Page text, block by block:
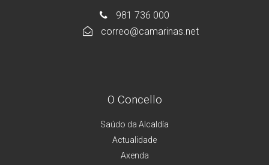
981 736 000
correo@camarinas.net
O Concello
Saúdo da Alcaldía
Actualidade
Axenda